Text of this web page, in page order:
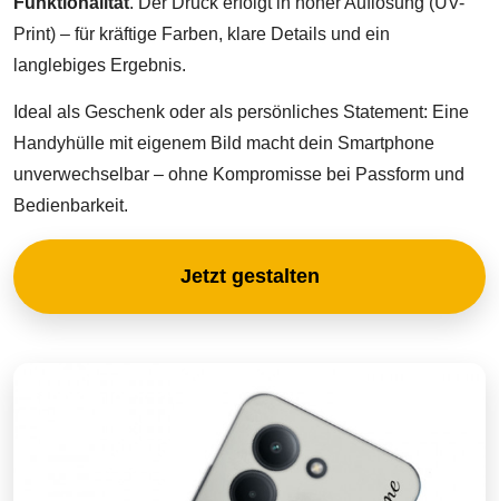
Print) – für kräftige Farben, klare Details und ein
langlebiges Ergebnis.
Ideal als Geschenk oder als persönliches Statement: Eine
Handyhülle mit eigenem Bild macht dein Smartphone
unverwechselbar – ohne Kompromisse bei Passform und
Bedienbarkeit.
Jetzt gestalten